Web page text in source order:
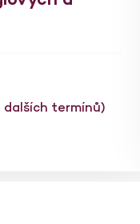
dalších termínů)